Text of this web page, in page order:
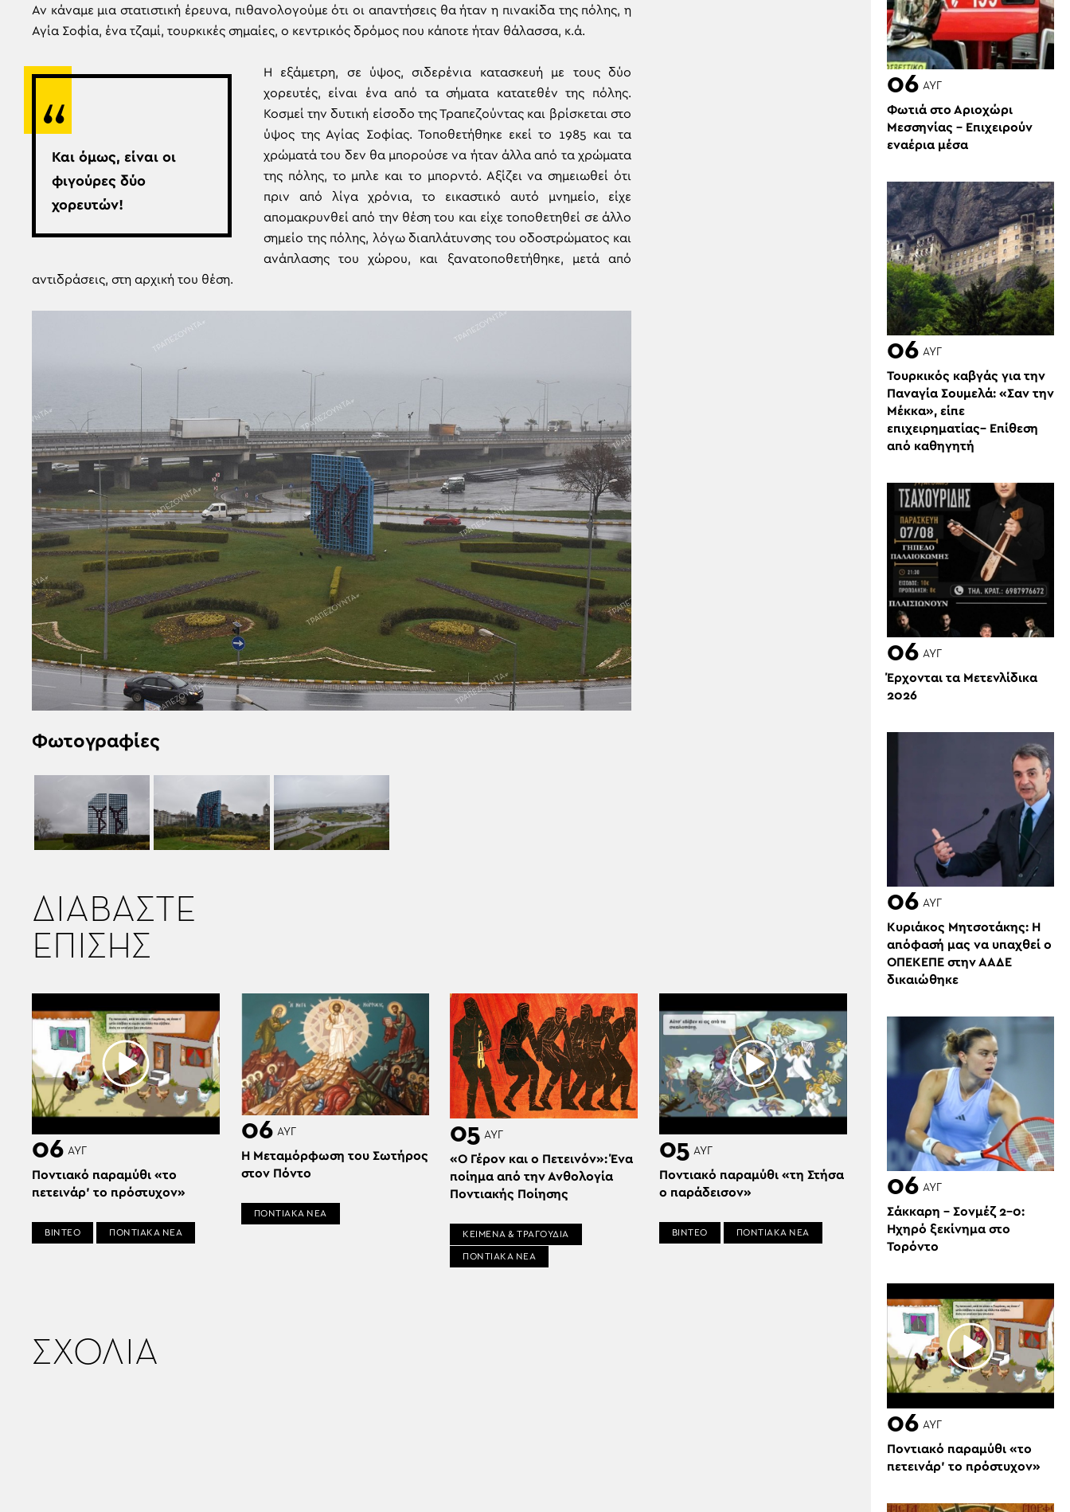
Αν κάναμε μια στατιστική έρευνα, πιθανολογούμε ότι οι απαντήσεις θα ήταν η πινακίδα της πόλης, η
Αγία Σοφία, ένα τζαμί, τουρκικές σημαίες, ο κεντρικός δρόμος που κάποτε ήταν θάλασσα, κ.ά.
Και όμως, είναι οι
φιγούρες δύο
χορευτών!
Η εξάμετρη, σε ύψος, σιδερένια κατασκευή με τους δύο
χορευτές, είναι ένα από τα σήματα κατατεθέν της πόλης.
Κοσμεί την δυτική είσοδο της Τραπεζούντας και βρίσκεται στο
ύψος της Αγίας Σοφίας. Τοποθετήθηκε εκεί το 1985 και τα
χρώματά του δεν θα μπορούσε να ήταν άλλα από τα χρώματα
της πόλης, το μπλε και το μπορντό. Αξίζει να σημειωθεί ότι
πριν από λίγα χρόνια, το εικαστικό αυτό μνημείο, είχε
απομακρυνθεί από την θέση του και είχε τοποθετηθεί σε άλλο
σημείο της πόλης, λόγω διαπλάτυνσης του οδοστρώματος και
ανάπλασης του χώρου, και ξανατοποθετήθηκε, μετά από
αντιδράσεις, στη αρχική του θέση.
Φωτογραφίες
ΔΙΑΒΑΣΤΕ
ΕΠΙΣΗΣ
06 ΑΥΓ
Ποντιακό παραμύθι «το
πετεινάρ’ το πρόστυχον»
ΒΙΝΤΕΟ ΠΟΝΤΙΑΚΑ ΝΕΑ
06 ΑΥΓ
Η Μεταμόρφωση του Σωτήρος
στον Πόντο
ΠΟΝΤΙΑΚΑ ΝΕΑ
05 ΑΥΓ
«Ο Γέρον και ο Πετεινόν»: Ένα
ποίημα από την Ανθολογία
Ποντιακής Ποίησης
ΚΕΙΜΕΝΑ & ΤΡΑΓΟΥΔΙΑ
ΠΟΝΤΙΑΚΑ ΝΕΑ
05 ΑΥΓ
Ποντιακό παραμύθι «τη Στήσα
ο παράδεισον»
ΒΙΝΤΕΟ ΠΟΝΤΙΑΚΑ ΝΕΑ
ΣΧΟΛΙΑ
06 ΑΥΓ
Φωτιά στο Αριοχώρι
Μεσσηνίας – Επιχειρούν
εναέρια μέσα
06 ΑΥΓ
Τουρκικός καβγάς για την
Παναγία Σουμελά: «Σαν την
Μέκκα», είπε
επιχειρηματίας– Επίθεση
από καθηγητή
06 ΑΥΓ
Έρχονται τα Μετενλίδικα
2026
06 ΑΥΓ
Κυριάκος Μητσοτάκης: Η
απόφασή μας να υπαχθεί ο
ΟΠΕΚΕΠΕ στην ΑΑΔΕ
δικαιώθηκε
06 ΑΥΓ
Σάκκαρη – Σονμέζ 2-0:
Ηχηρό ξεκίνημα στο
Τορόντο
06 ΑΥΓ
Ποντιακό παραμύθι «το
πετεινάρ’ το πρόστυχον»